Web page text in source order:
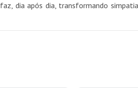
dia após dia, transformando